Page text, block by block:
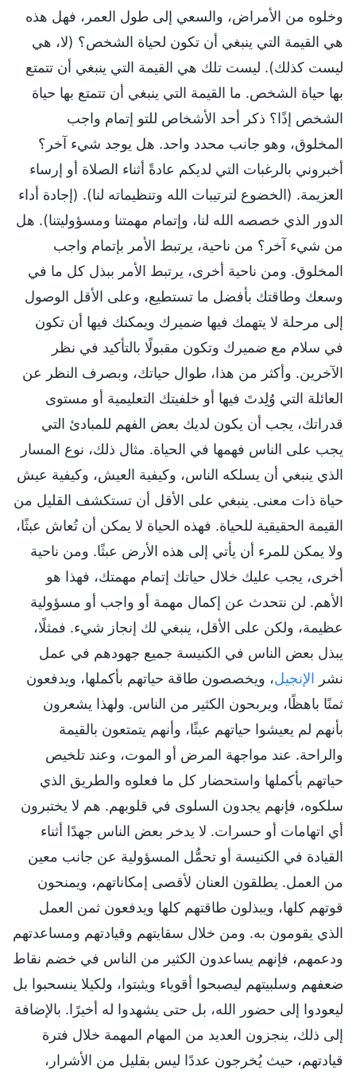
وخلوه من الأمراض، والسعي إلى طول العمر، فهل هذه
هي القيمة التي ينبغي أن تكون لحياة الشخص؟ (لا، هي
ليست كذلك). ليست تلك هي القيمة التي ينبغي أن تتمتع
بها حياة الشخص. ما القيمة التي ينبغي أن تتمتع بها حياة
الشخص إذًا؟ ذكر أحد الأشخاص للتو إتمام واجب
المخلوق، وهو جانب محدد واحد. هل يوجد شيء آخر؟
أخبروني بالرغبات التي لديكم عادةً أثناء الصلاة أو إرساء
العزيمة. (الخضوع لترتيبات الله وتنظيماته لنا). (إجادة أداء
الدور الذي خصصه الله لنا، وإتمام مهمتنا ومسؤوليتنا). هل
من شيء آخر؟ من ناحية، يرتبط الأمر بإتمام واجب
المخلوق. ومن ناحية أخرى، يرتبط الأمر ببذل كل ما في
وسعك وطاقتك بأفضل ما تستطيع، وعلى الأقل الوصول
إلى مرحلة لا يتهمك فيها ضميرك ويمكنك فيها أن تكون
في سلام مع ضميرك وتكون مقبولًا بالتأكيد في نظر
الآخرين. وأكثر من هذا، طوال حياتك، وبصرف النظر عن
العائلة التي وُلِدتَ فيها أو خلفيتك التعليمية أو مستوى
قدراتك، يجب أن يكون لديك بعض الفهم للمبادئ التي
يجب على الناس فهمها في الحياة. مثال ذلك، نوع المسار
الذي ينبغي أن يسلكه الناس، وكيفية العيش، وكيفية عيش
حياة ذات معنى. ينبغي على الأقل أن تستكشف القليل من
القيمة الحقيقية للحياة. فهذه الحياة لا يمكن أن تُعاش عبثًا،
ولا يمكن للمرء أن يأتي إلى هذه الأرض عبثًا. ومن ناحية
أخرى، يجب عليك خلال حياتك إتمام مهمتك، فهذا هو
الأهم. لن نتحدث عن إكمال مهمة أو واجب أو مسؤولية
عظيمة، ولكن على الأقل، ينبغي لك إنجاز شيء. فمثلًا،
يبذل بعض الناس في الكنيسة جميع جهودهم في عمل
نشر الإنجيل، ويخصصون طاقة حياتهم بأكملها، ويدفعون
ثمنًا باهظًا، ويربحون الكثير من الناس. ولهذا يشعرون
بأنهم لم يعيشوا حياتهم عبثًا، وأنهم يتمتعون بالقيمة
والراحة. عند مواجهة المرض أو الموت، وعند تلخيص
حياتهم بأكملها واستحضار كل ما فعلوه والطريق الذي
سلكوه، فإنهم يجدون السلوى في قلوبهم. هم لا يختبرون
أي اتهامات أو حسرات. لا يدخر بعض الناس جهدًا أثناء
القيادة في الكنيسة أو تحمُّل المسؤولية عن جانب معين
من العمل. يطلقون العنان لأقصى إمكاناتهم، ويمنحون
قوتهم كلها، ويبذلون طاقتهم كلها ويدفعون ثمن العمل
الذي يقومون به. ومن خلال سقايتهم وقيادتهم ومساعدتهم
ودعمهم، فإنهم يساعدون الكثير من الناس في خضم نقاط
ضعفهم وسلبيتهم ليصبحوا أقوياء ويثبتوا، ولكيلا ينسحبوا بل
ليعودوا إلى حضور الله، بل حتى يشهدوا له أخيرًا. بالإضافة
إلى ذلك، ينجزون العديد من المهام المهمة خلال فترة
قيادتهم، حيث يُخرجون عددًا ليس بقليل من الأشرار،